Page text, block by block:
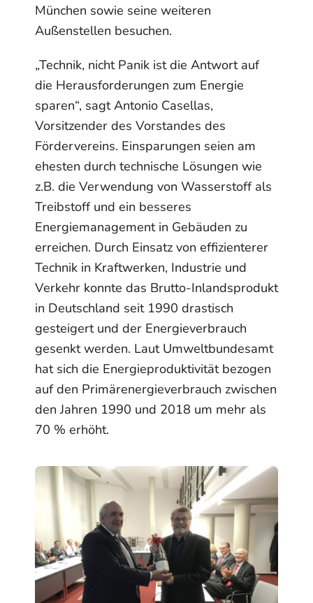
München sowie seine weiteren
Außenstellen besuchen.
„Technik, nicht Panik ist die Antwort auf
die Herausforderungen zum Energie
sparen“, sagt Antonio Casellas,
Vorsitzender des Vorstandes des
Fördervereins. Einsparungen seien am
ehesten durch technische Lösungen wie
z.B. die Verwendung von Wasserstoff als
Treibstoff und ein besseres
Energiemanagement in Gebäuden zu
erreichen. Durch Einsatz von effizienterer
Technik in Kraftwerken, Industrie und
Verkehr konnte das Brutto-Inlandsprodukt
in Deutschland seit 1990 drastisch
gesteigert und der Energieverbrauch
gesenkt werden. Laut Umweltbundesamt
hat sich die Energieproduktivität bezogen
auf den Primärenergieverbrauch zwischen
den Jahren 1990 und 2018 um mehr als
70 % erhöht.